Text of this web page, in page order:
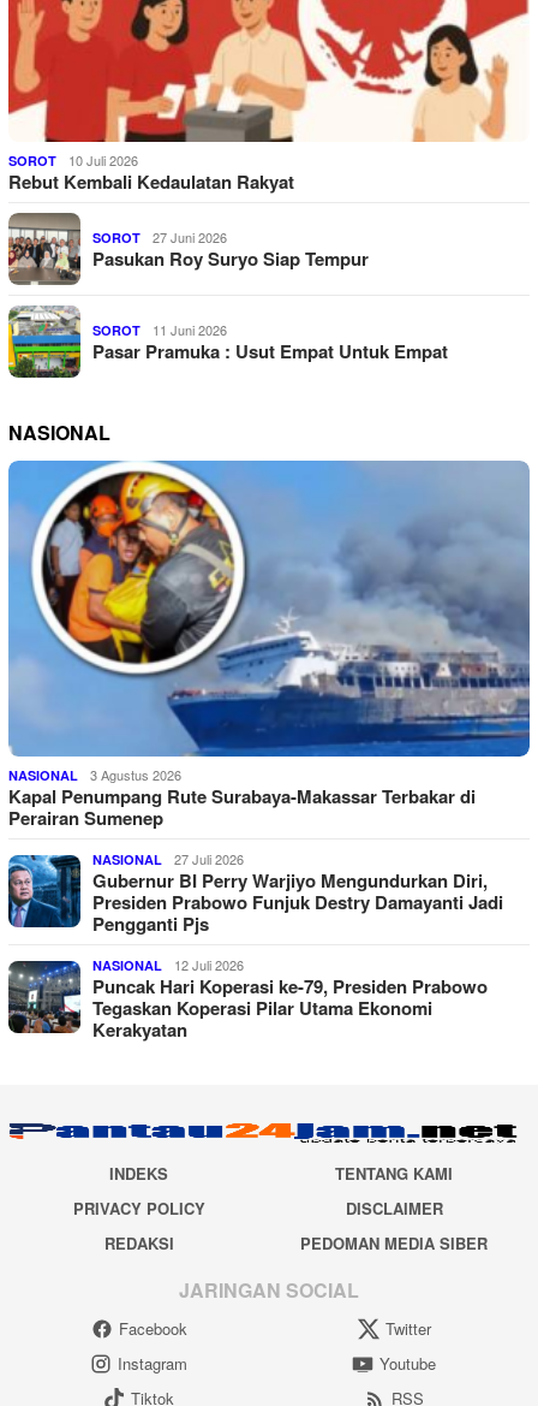
SOROT 10 Juli 2026
Rebut Kembali Kedaulatan Rakyat
SOROT 27 Juni 2026
Pasukan Roy Suryo Siap Tempur
SOROT 11 Juni 2026
Pasar Pramuka : Usut Empat Untuk Empat
NASIONAL
NASIONAL 3 Agustus 2026
Kapal Penumpang Rute Surabaya-Makassar Terbakar di
Perairan Sumenep
NASIONAL 27 Juli 2026
Gubernur BI Perry Warjiyo Mengundurkan Diri,
Presiden Prabowo Funjuk Destry Damayanti Jadi
Pengganti Pjs
NASIONAL 12 Juli 2026
Puncak Hari Koperasi ke-79, Presiden Prabowo
Tegaskan Koperasi Pilar Utama Ekonomi
Kerakyatan
INDEKS
TENTANG KAMI
PRIVACY POLICY
DISCLAIMER
REDAKSI
PEDOMAN MEDIA SIBER
JARINGAN SOCIAL
Facebook
Twitter
Instagram
Youtube
Tiktok
RSS